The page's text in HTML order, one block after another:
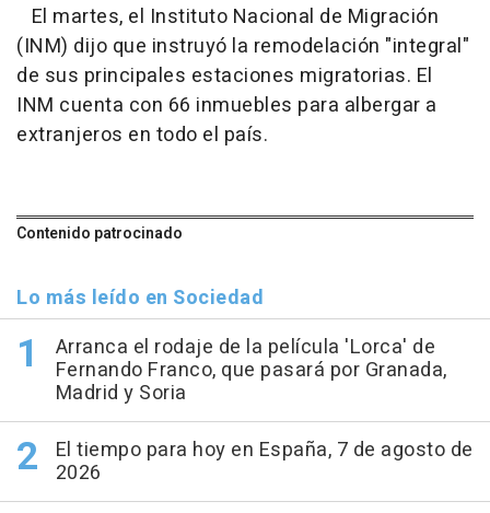
El martes, el Instituto Nacional de Migración
(INM) dijo que instruyó la remodelación "integral"
de sus principales estaciones migratorias. El
INM cuenta con 66 inmuebles para albergar a
extranjeros en todo el país.
Contenido patrocinado
Lo más leído en Sociedad
Arranca el rodaje de la película 'Lorca' de
Fernando Franco, que pasará por Granada,
Madrid y Soria
El tiempo para hoy en España, 7 de agosto de
2026